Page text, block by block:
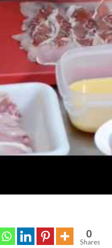
0
Shares